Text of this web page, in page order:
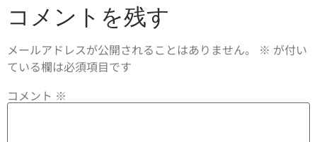
コメントを残す
メールアドレスが公開されることはありません。 ※ が付い
ている欄は必須項目です
コメント ※